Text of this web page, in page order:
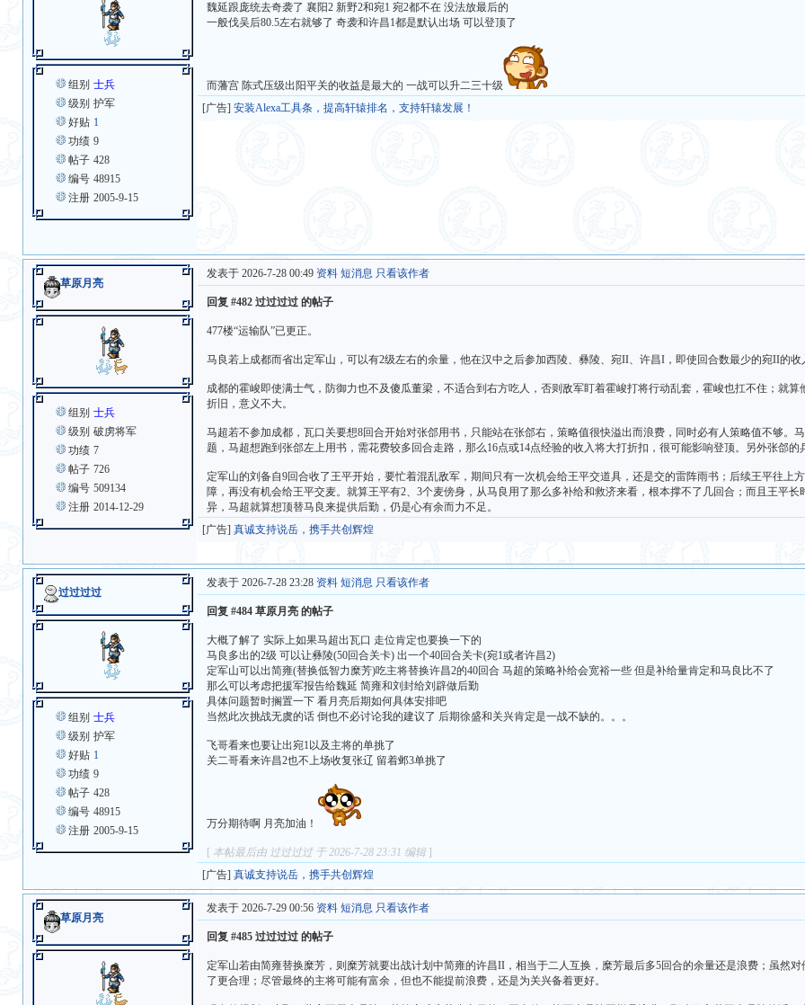
组别 士兵
级别 护军
好贴 1
功绩 9
帖子 428
编号 48915
注册 2005-9-15
魏延跟庞统去奇袭了 襄阳2 新野2和宛1 宛2都不在 没法放最后的
一般伐吴后80.5左右就够了 奇袭和许昌1都是默认出场 可以登顶了
而藩宫 陈式压级出阳平关的收益是最大的 一战可以升二三十级
[广告] 安装Alexa工具条，提高轩辕排名，支持轩辕发展！
草原月亮
组别 士兵
级别 破虏将军
功绩 7
帖子 726
编号 509134
注册 2014-12-29
发表于 2026-7-28 00:49 资料 短消息 只看该作者
回复 #482 过过过过 的帖子
477楼“运输队”已更正。
马良若上成都而省出定军山，可以有2级左右的余量，他在汉中之后参加西陵、彝陵、宛II、许昌I，即使回合数最少的宛II的
成都的霍峻即使满士气，防御力也不及傻瓜董梁，不适合到右方吃人，否则敌军盯着霍峻打将行动乱套，霍峻也扛不住；就
折旧，意义不大。
马超若不参加成都，瓦口关要想8回合开始对张郃用书，只能站在张郃右，策略值很快溢出而浪费，同时必有人策略值不够
题，马超想跑到张郃左上用书，需花费较多回合走路，那么16点或14点经验的收入将大打折扣，很可能影响登顶。另外张郃
定军山的刘备自9回合收了王平开始，要忙着混乱敌军，期间只有一次机会给王平交道具，还是交的雷阵雨书；后续王平往
障，再没有机会给王平交麦。就算王平有2、3个麦傍身，从马良用了那么多补给和救济来看，根本撑不了几回合；而且王平
异，马超就算想顶替马良来提供后勤，仍是心有余而力不足。
[广告] 真诚支持说岳，携手共创辉煌
过过过过
组别 士兵
级别 护军
好贴 1
功绩 9
帖子 428
编号 48915
注册 2005-9-15
发表于 2026-7-28 23:28 资料 短消息 只看该作者
回复 #484 草原月亮 的帖子
大概了解了 实际上如果马超出瓦口 走位肯定也要换一下的
马良多出的2级 可以让彝陵(50回合关卡) 出一个40回合关卡(宛1或者许昌2)
定军山可以出简雍(替换低智力糜芳)吃主将替换许昌2的40回合 马超的策略补给会宽裕一些 但是补给量肯定和马良比不了
那么可以考虑把援军报告给魏延 简雍和刘封给刘辟做后勤
具体问题暂时搁置一下 看月亮后期如何具体安排吧
当然此次挑战无虞的话 倒也不必讨论我的建议了 后期徐盛和关兴肯定是一战不缺的。。。
飞哥看来也要让出宛1以及主将的单挑了
关二哥看来许昌2也不上场收复张辽 留着邺3单挑了
万分期待啊 月亮加油！
[ 本帖最后由 过过过过 于 2026-7-28 23:31 编辑 ]
[广告] 真诚支持说岳，携手共创辉煌
草原月亮
发表于 2026-7-29 00:56 资料 短消息 只看该作者
回复 #485 过过过过 的帖子
定军山若由简雍替换糜芳，则糜芳就要出战计划中简雍的许昌II，相当于二人互换，糜芳最后多5回合的余量还是浪费；虽然
了更合理；尽管最终的主将可能有富余，但也不能提前浪费，还是为关兴备着更好。